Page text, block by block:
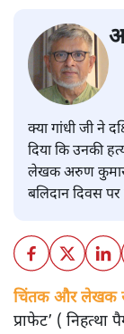
क्या गांधी जी ने
दिया कि उनकी
लेखक अरुण कुमार
बलिदान दिवस
चिंतक और लेखक
प्राफेट’ (